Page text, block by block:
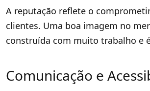
A reputação reflete o
clientes. Uma boa imagem no
construída com muito trabalho e
Comunicação e